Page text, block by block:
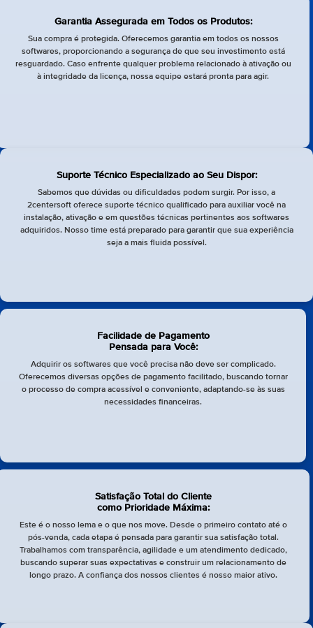
Garantia Assegurada em Todos os Produtos:
Sua compra é protegida. Oferecemos garantia em todos os nossos
softwares, proporcionando a segurança de que seu investimento está
resguardado. Caso enfrente qualquer problema relacionado à ativação ou
à integridade da licença, nossa equipe estará pronta para agir.
Suporte Técnico Especializado ao Seu Dispor:
Sabemos que dúvidas ou dificuldades podem surgir. Por isso, a
2centersoft oferece suporte técnico qualificado para auxiliar você na
instalação, ativação e em questões técnicas pertinentes aos softwares
adquiridos. Nosso time está preparado para garantir que sua experiência
seja a mais fluida possível.
Facilidade de Pagamento
Pensada para Você:
Adquirir os softwares que você precisa não deve ser complicado.
Oferecemos diversas opções de pagamento facilitado, buscando tornar
o processo de compra acessível e conveniente, adaptando-se às suas
necessidades financeiras.
Satisfação Total do Cliente
como Prioridade Máxima:
Este é o nosso lema e o que nos move. Desde o primeiro contato até o
pós-venda, cada etapa é pensada para garantir sua satisfação total.
Trabalhamos com transparência, agilidade e um atendimento dedicado,
buscando superar suas expectativas e construir um relacionamento de
longo prazo. A confiança dos nossos clientes é nosso maior ativo.